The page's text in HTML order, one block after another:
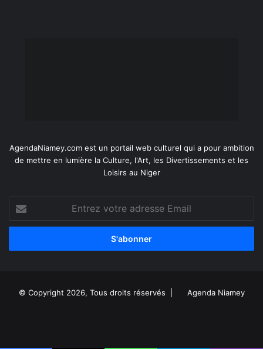
AgendaNiamey.com est un portail web culturel qui a pour ambition
de mettre en lumière la Culture, l'Art, les Divertissements et les
Loisirs au Niger
votre
adresse
© Copyright 2026, Tous droits réservés | Agenda Niamey